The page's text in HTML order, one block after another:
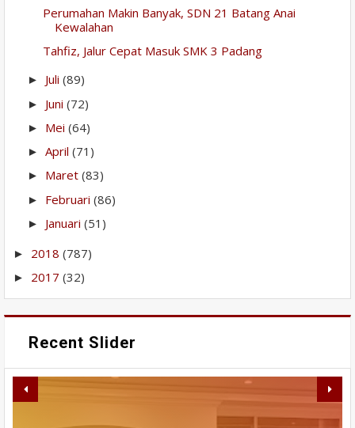
Perumahan Makin Banyak, SDN 21 Batang Anai
Kewalahan
Tahfiz, Jalur Cepat Masuk SMK 3 Padang
► Juli (89)
► Juni (72)
► Mei (64)
► April (71)
► Maret (83)
► Februari (86)
► Januari (51)
► 2018 (787)
► 2017 (32)
Recent Slider